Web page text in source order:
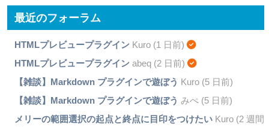
最近のフォーラム
HTMLプレビュープラグインKuro (1 日前)
HTMLプレビュープラグインabeq (2 日前)
【雑談】Markdown プラグインで遊ぼう Kuro (5 日前)
【雑談】Markdown プラグインで遊ぼう みぺ (5 日前)
メリーの範囲選択の起点と終点に目印をつけたいKuro (2 週間